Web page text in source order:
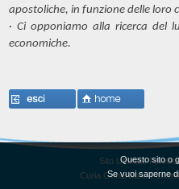
apostoliche, in funzione delle loro
· Ci opponiamo alla ricerca del
economiche.
Sito Ufficiale
Curia Generalizia
Questo sito o
Se vuoi saperne